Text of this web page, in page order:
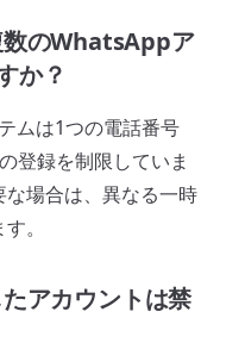
数のWhatsAppア
か？
ムは1つの電話番号
登録を制限していま
場合は、異なる一時
。
アカウントは禁